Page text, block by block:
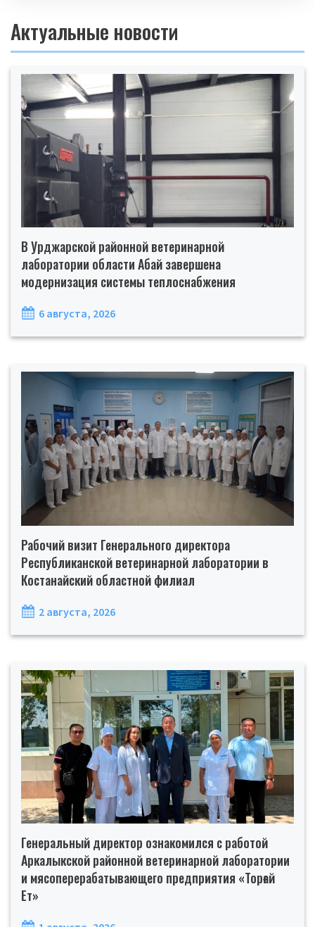
Актуальные новости
В Урджарской районной ветеринарной
лаборатории области Абай завершена
модернизация системы теплоснабжения
6 августа, 2026
Рабочий визит Генерального директора
Республиканской ветеринарной лаборатории в
Костанайский областной филиал
2 августа, 2026
Генеральный директор ознакомился с работой
Аркалыкской районной ветеринарной лаборатории
и мясоперерабатывающего предприятия «Торғай
Ет»